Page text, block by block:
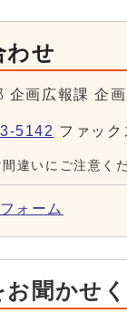
わせ
企画広報課 企
5142 ファッ
違いにご注意く
ォーム
お聞かせ